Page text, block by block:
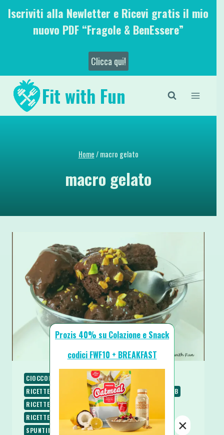
SaltaIscriviti alla Newletter e Ricevi gratis il mio
nuovo PDF “Fragole & BenEssere”
Clicca qui!
Fit with Fun
Home/ macro gelato
macro gelato
CIOCCOLATO PALEO PIATTI FREDDI
RICETTE BASE
RICETTE DOLCI
RICETTE LOW CARB
RICETTE PROTEICHE
RICETTE SENZA GLUTINE
RICETTE VEGANE
RICETTE VEGETARIANE
SPUNTINI E SNACKS
TRUCCHI IN CUCINA
Prozis 40% su Colazione e Snack
codici FWF10 + BREAKFAST
×